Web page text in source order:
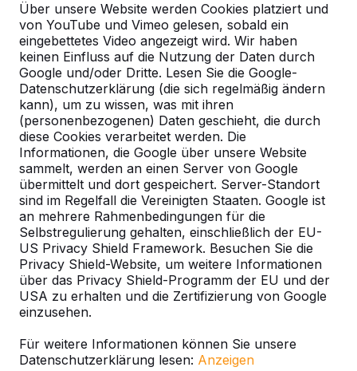
Über unsere Website werden Cookies platziert und
von YouTube und Vimeo gelesen, sobald ein
eingebettetes Video angezeigt wird. Wir haben
keinen Einfluss auf die Nutzung der Daten durch
Google und/oder Dritte. Lesen Sie die Google-
Datenschutzerklärung (die sich regelmäßig ändern
kann), um zu wissen, was mit ihren
(personenbezogenen) Daten geschieht, die durch
diese Cookies verarbeitet werden. Die
Informationen, die Google über unsere Website
sammelt, werden an einen Server von Google
übermittelt und dort gespeichert. Server-Standort
sind im Regelfall die Vereinigten Staaten. Google ist
an mehrere Rahmenbedingungen für die
Selbstregulierung gehalten, einschließlich der EU-
US Privacy Shield Framework. Besuchen Sie die
Privacy Shield-Website, um weitere Informationen
über das Privacy Shield-Programm der EU und der
USA zu erhalten und die Zertifizierung von Google
einzusehen.
Für weitere Informationen können Sie unsere
Datenschutzerklärung lesen: Anzeigen
Kostenlose Lieferung und Aufstellung in
Deutschland.
Innerhalb von 4 Arbeitswochen geliefert.
Wie funktioniert die Lieferung? Video ansehen
Set Betonfüße
Zur besseren Aufteilung des Drucks der robusten
Spieltischevon HeBlad, damit der Tisch nicht in den
Untergrund versinkt, entwickelten wir Betonfüße. Die
Abmessungen des Sets sind 122,5 x 20 x 6,5 cm,
sodas es sich für unsere Tischtennistische,
Fußvolleyballtische
versinken sie weniger schnell in den Untergrund, auf
dem sie stehen. Die Betonfüße lassen sich leicht